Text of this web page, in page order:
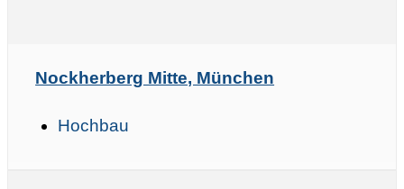
Nockherberg Mitte, München
Hochbau